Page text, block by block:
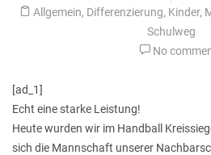
Allgemein, Differenzierung, Kinder,
Schulweg
No
[ad_1]
Echt eine starke Leistung!
Heute wurden wir im Handball
sich die Mannschaft unserer